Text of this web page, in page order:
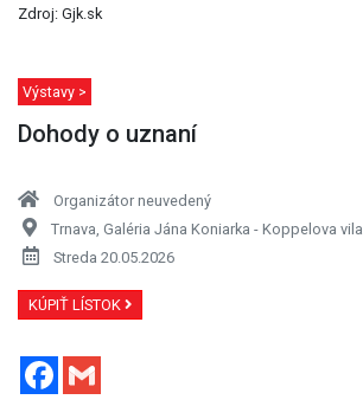
Zdroj: Gjk.sk
Výstavy >
Dohody o uznaní
Organizátor neuvedený
Trnava, Galéria Jána Koniarka - Koppelova vila
Streda 20.05.2026
KÚPIŤ LÍSTOK
Facebook